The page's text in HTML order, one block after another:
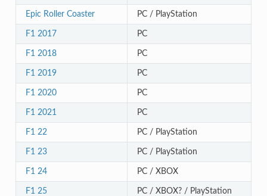
Epic Roller Coaster PC / PlayStation
F1 2017 PC
F1 2018 PC
F1 2019 PC
F1 2020 PC
F1 2021 PC
F1 22 PC / PlayStation
F1 23 PC / PlayStation
F1 24 PC / XBOX
F1 25 PC / XBOX? / PlayStation